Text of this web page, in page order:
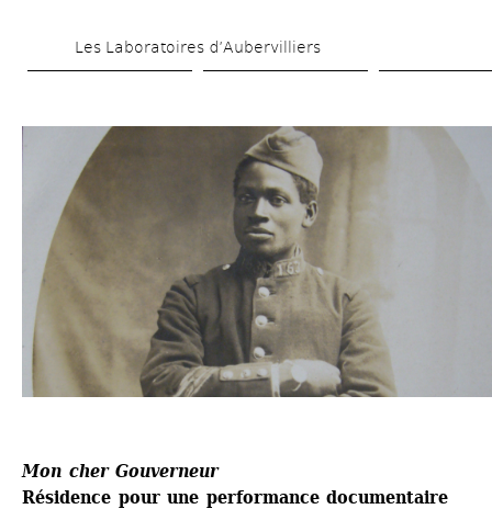
to
content
Les Laboratoires d’Aubervilliers
Mon cher Gouverneur
Résidence pour une performance documentaire